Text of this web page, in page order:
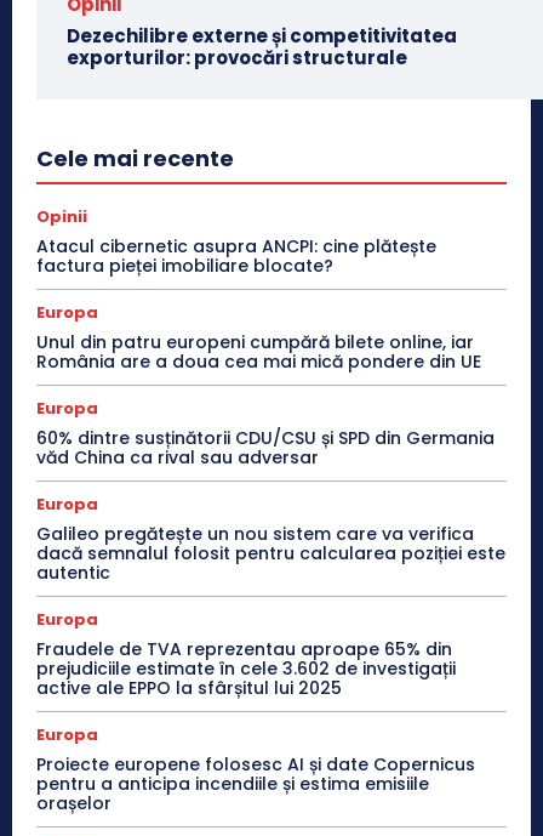
Dezechilibre externe și competitivitatea
exporturilor: provocări structurale
Cele mai recente
Opinii
Atacul cibernetic asupra ANCPI: cine plătește
factura pieței imobiliare blocate?
Europa
Unul din patru europeni cumpără bilete online, iar
România are a doua cea mai mică pondere din UE
Europa
60% dintre susținătorii CDU/CSU și SPD din Germania
văd China ca rival sau adversar
Europa
Galileo pregătește un nou sistem care va verifica
dacă semnalul folosit pentru calcularea poziției este
autentic
Europa
Fraudele de TVA reprezentau aproape 65% din
prejudiciile estimate în cele 3.602 de investigații
active ale EPPO la sfârșitul lui 2025
Europa
Proiecte europene folosesc AI și date Copernicus
pentru a anticipa incendiile și estima emisiile
orașelor